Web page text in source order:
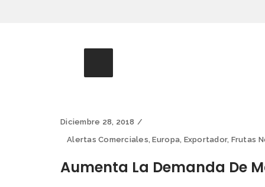
Diciembre 28, 2018
Alertas Comerciales,Europa, Exportador, Frutas
Aumenta La Demanda De